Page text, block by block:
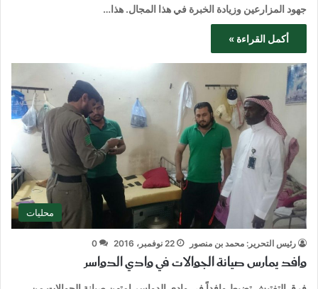
جهود المزارعين وزيادة الخبرة في هذا المجال. هذا…
أكمل القراءة »
محليات
رئيس التحرير: محمد بن منصور 22 نوفمبر، 2016 0
وافد يمارس صيانة الجوالات في وادي الدواسر